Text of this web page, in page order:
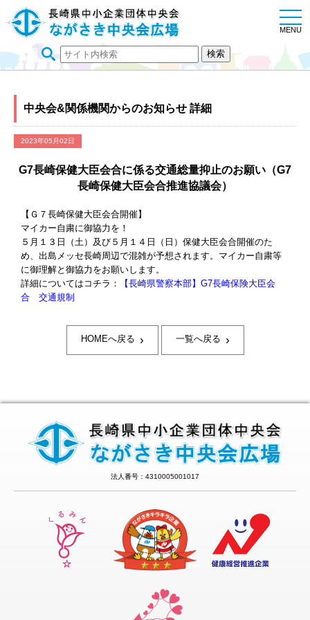
MENU
中央会&関係機関からのお知らせ 詳細
2023年05月02日
G7長崎保健大臣会合に係る交通総量抑止のお願い（G7
長崎保健大臣会合推進協議会）
【Ｇ７長崎保健大臣会合開催】
マイカー自粛に御協力を！
５月１３日（土）及び５月１４日（日）保健大臣会合開催のた
め、出島メッセ長崎周辺で混雑が予想されます。マイカー自粛等
に御理解と御協力をお願いします。
詳細についてはコチラ：
【長崎県警察本部】G7長崎保険大臣会
合 交通規制
HOMEへ戻る › 一覧へ戻る ›
法人番号：4310005001017